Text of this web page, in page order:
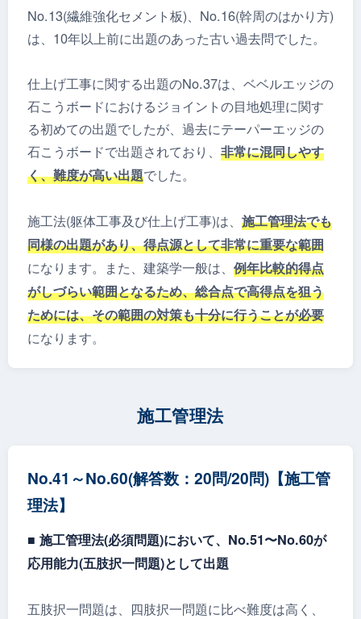
No.13(繊維強化セメント板)、No.16(幹周のはかり方)
は、10年以上前に出題のあった古い過去問でした。
仕上げ工事に関する出題のNo.37は、ベベルエッジの
石こうボードにおけるジョイントの目地処理に関す
る初めての出題でしたが、過去にテーパーエッジの
石こうボードで出題されており、 非常に混同しやす
く、難度が高い出題でした。
施工法(躯体工事及び仕上げ工事)は、 施工管理法でも
同様の出題があり、得点源として非常に重要な範囲
になります。また、建築学一般は、 例年比較的得点
がしづらい範囲となるため、総合点で高得点を狙う
ためには、その範囲の対策も十分に行うことが必要
になります。
施工管理法
No.41～No.60(解答数：20問/20問)【施工管
理法】
■ 施⼯管理法(必須問題)において、No.51〜No.60が
応⽤能⼒(五肢択⼀問題)として出題
五肢択一問題は、四肢択一問題に比べ難度は高く、